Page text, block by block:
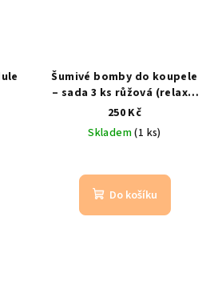
Šumivé bomby do koupele
– sada 3 ks růžová (relax a
aromaterapie)šalvěj, růže,
eukalyptus
250 Kč
Skladem(1 ks)
Do košíku